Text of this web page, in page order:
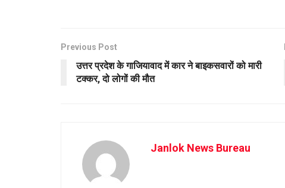
Previous Post
उत्तर प्रदेश के गाजियावाद में कार ने बाइकसवारों को मारी
टक्कर, दो लोगों की मौत
Janlok News Bureau